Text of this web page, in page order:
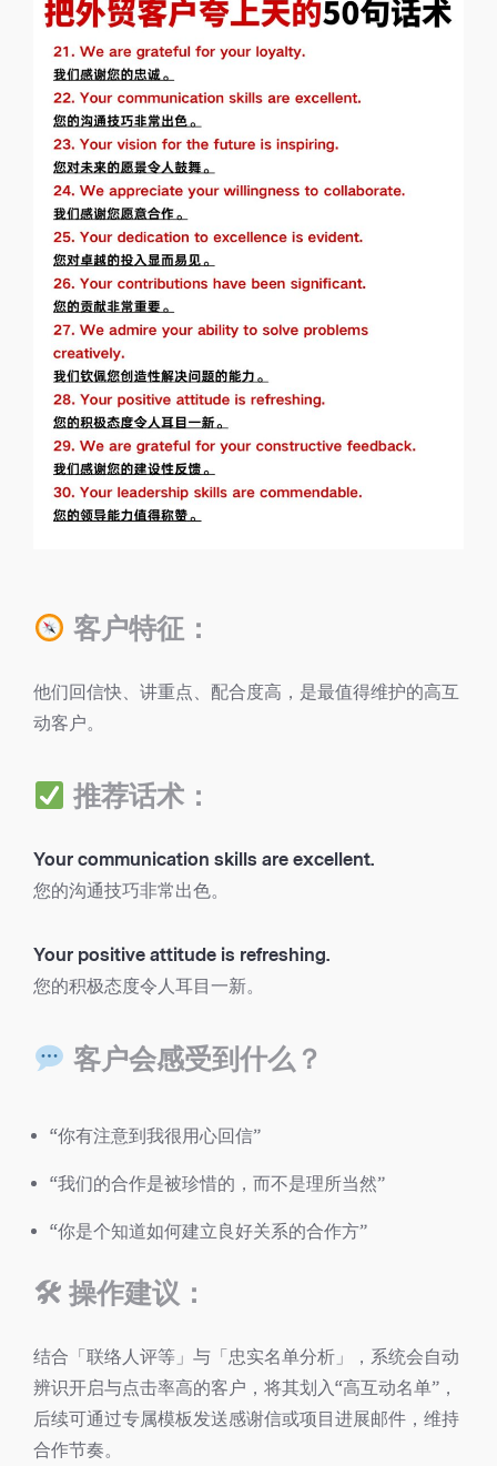
客户特征：
他们回信快、讲重点、配合度高，是最值得维护的高互
动客户。
推荐话术：
Your communication skills are excellent.
您的沟通技巧非常出色。
Your positive attitude is refreshing.
您的积极态度令人耳目一新。
客户会感受到什么？
“你有注意到我很用心回信”
“我们的合作是被珍惜的，而不是理所当然”
“你是个知道如何建立良好关系的合作方”
🛠 操作建议：
结合「联络人评等」与「忠实名单分析」，系统会自动
辨识开启与点击率高的客户，将其划入“高互动名单”，
后续可通过专属模板发送感谢信或项目进展邮件，维持
合作节奏。